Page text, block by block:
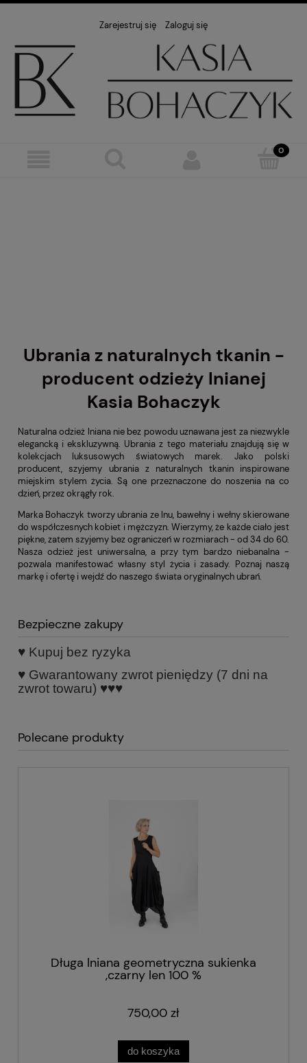
Zarejestruj się Zaloguj się
Ubrania z naturalnych tkanin -
producent odzieży lnianej
Kasia Bohaczyk
Naturalna odzież lniana nie bez powodu uznawana jest za niezwykle
elegancką i ekskluzywną. Ubrania z tego materiału znajdują się w
kolekcjach luksusowych światowych marek. Jako polski
producent, szyjemy ubrania z naturalnych tkanin inspirowane
miejskim stylem życia. Są one przeznaczone do noszenia na co
dzień, przez okrągły rok.
Marka Bohaczyk tworzy ubrania ze lnu, bawełny i wełny skierowane
do współczesnych kobiet i mężczyzn. Wierzymy, że każde ciało jest
piękne, zatem szyjemy bez ograniczeń w rozmiarach - od 34 do 60.
Nasza odzież jest uniwersalna, a przy tym bardzo niebanalna -
pozwala manifestować własny styl życia i zasady. Poznaj naszą
markę i ofertę i wejdź do naszego świata oryginalnych ubrań.
Bezpieczne zakupy
♥ Kupuj bez ryzyka
♥ Gwarantowany zwrot pieniędzy (7 dni na
zwrot towaru) ♥♥♥
Polecane produkty
Długa lniana geometryczna sukienka
,czarny len 100 %
750,00 zł
do koszyka